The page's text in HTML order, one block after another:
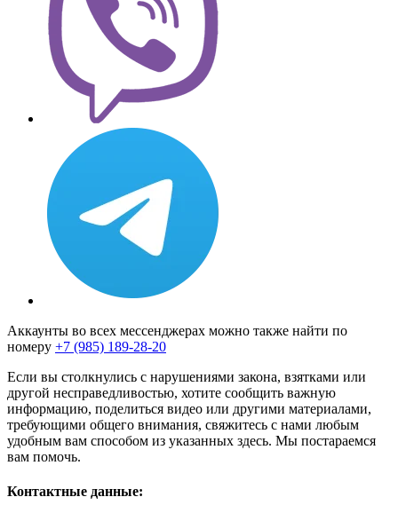
Аккаунты во всех мессенджерах можно также найти по
номеру +7 (985) 189-28-20
Если вы столкнулись с нарушениями закона, взятками или
другой несправедливостью, хотите сообщить важную
информацию, поделиться видео или другими материалами,
требующими общего внимания, свяжитесь с нами любым
удобным вам способом из указанных здесь. Мы постараемся
вам помочь.
Контактные данные: